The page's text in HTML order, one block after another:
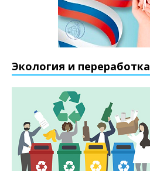
Экология и переработка